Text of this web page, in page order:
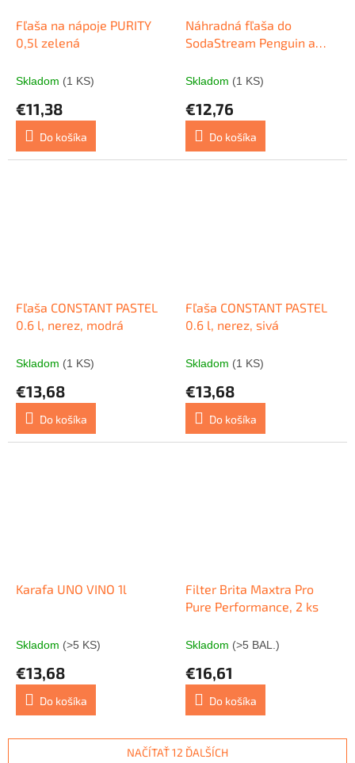
Fľaša na nápoje PURITY
0,5l zelená
Skladom (1 KS)
€11,38
Do košíka
Náhradná fľaša do
SodaStream Penguin a
Skladom (1 KS)
€12,76
Do košíka
Fľaša CONSTANT PASTEL
0.6 l, nerez, modrá
Skladom (1 KS)
€13,68
Do košíka
Fľaša CONSTANT PASTEL
0.6 l, nerez, sivá
Skladom (1 KS)
€13,68
Do košíka
Karafa UNO VINO 1l
Skladom (>5 KS)
€13,68
Do košíka
Filter Brita Maxtra Pro
Pure Performance, 2 ks
Skladom (>5 BAL.)
€16,61
Do košíka
NAČÍTAŤ 12 ĎALŠÍCH